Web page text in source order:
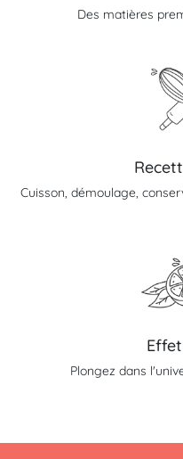
Des matières
Cuisson, démoulage,
Plongez dans